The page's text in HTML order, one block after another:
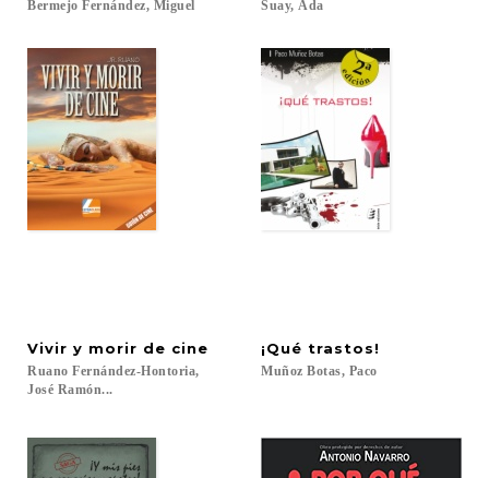
Bermejo Fernández, Miguel Suay, Ada
Vivir y morir de cine
Ruano Fernández-Hontoria,
José Ramón...
¡Qué trastos!
Muñoz Botas, Paco